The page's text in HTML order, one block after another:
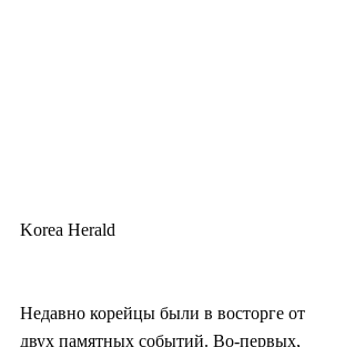
Korea Herald
Недавно корейцы были в восторге от
двух памятных событий. Во-первых,